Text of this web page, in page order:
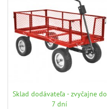
Sklad dodávateľa - zvyčajne do
7 dní